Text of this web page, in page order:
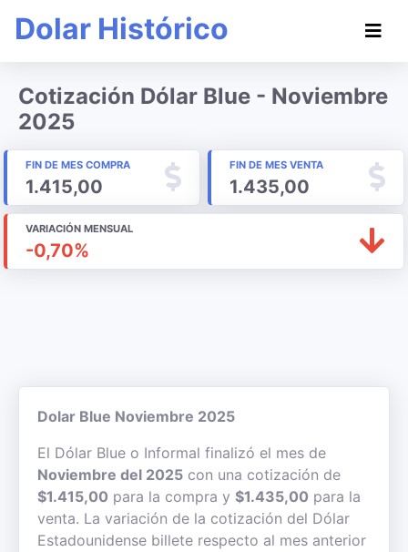
Dolar Histórico
Cotización Dólar Blue - Noviembre
2025
FIN DE MES COMPRA
1.415,00
FIN DE MES VENTA
1.435,00
VARIACIÓN MENSUAL
-0,70%
Dolar Blue Noviembre 2025
El Dólar Blue o Informal finalizó el mes de
Noviembre del 2025 con una cotización de
$1.415,00 para la compra y $1.435,00 para la
venta. La variación de la cotización del Dólar
Estadounidense billete respecto al mes anterior